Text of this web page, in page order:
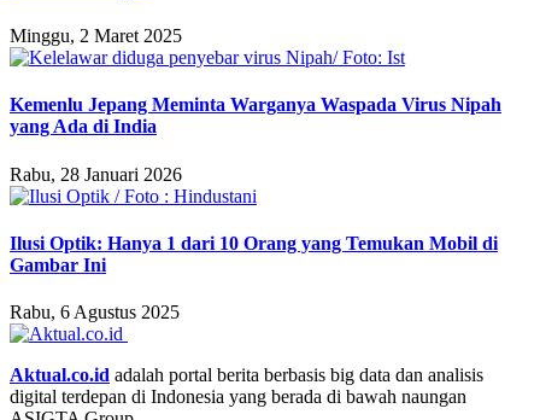
Minggu, 2 Maret 2025
Kemenlu Jepang Meminta Warganya Waspada Virus Nipah
yang Ada di India
Rabu, 28 Januari 2026
Ilusi Optik: Hanya 1 dari 10 Orang yang Temukan Mobil di
Gambar Ini
Rabu, 6 Agustus 2025
Aktual.co.id adalah portal berita berbasis big data dan analisis
digital terdepan di Indonesia yang berada di bawah naungan